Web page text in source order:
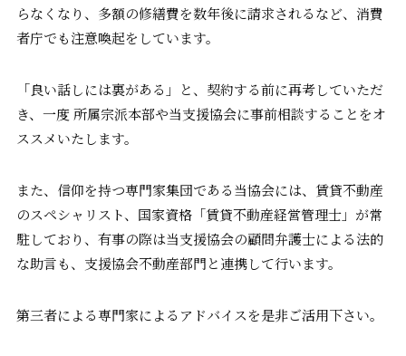
らなくなり、多額の修繕費を数年後に請求されるなど、消費
者庁でも注意喚起をしています。
「良い話しには裏がある」と、契約する前に再考していただ
き、一度 所属宗派本部や当支援協会に事前相談することをオ
ススメいたします。
また、信仰を持つ専門家集団である当協会には、賃貸不動産
のスペシャリスト、国家資格「賃貸不動産経営管理士」が常
駐しており、有事の際は当支援協会の顧問弁護士による法的
な助言も、支援協会不動産部門と連携して行います。
第三者による専門家によるアドバイスを是非ご活用下さい。